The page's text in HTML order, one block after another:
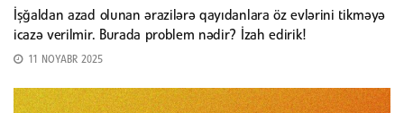
İşğaldan azad olunan ərazilərə qayıdanlara öz evlərini tikməyə
icazə verilmir. Burada problem nədir? İzah edirik!
11 NOYABR 2025